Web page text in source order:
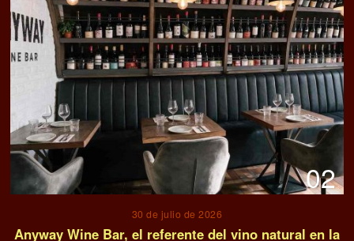
02
30 de julio de 2026
Anyway Wine Bar, el referente del vino natural en la